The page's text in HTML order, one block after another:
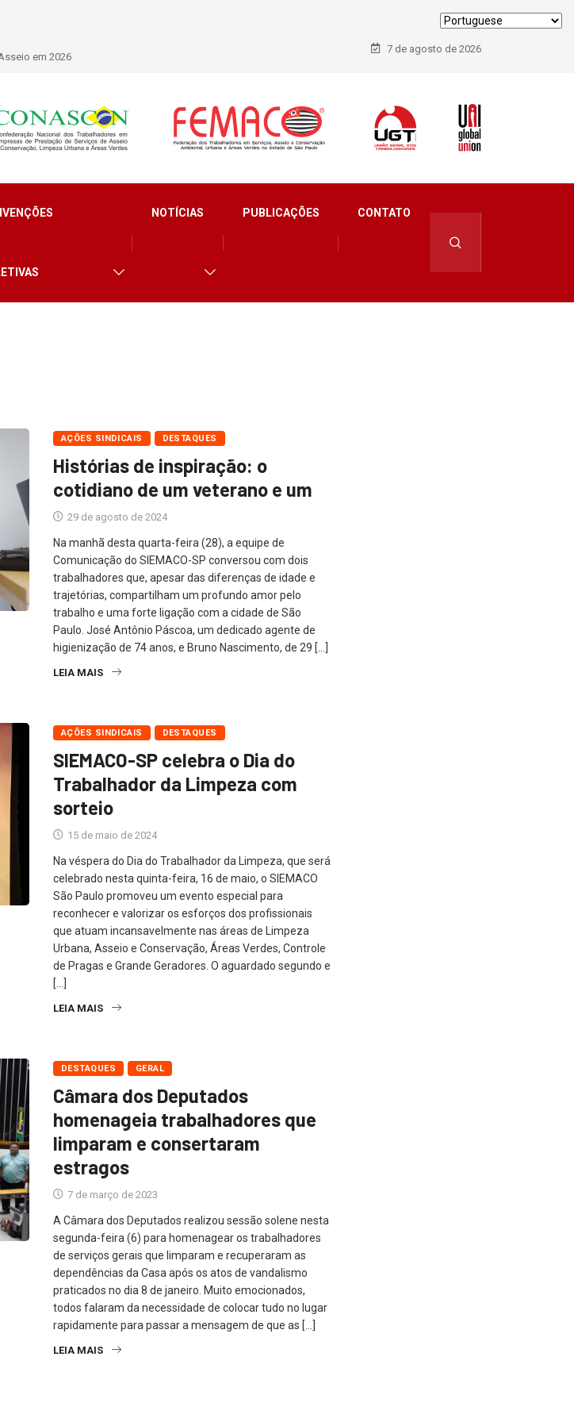
em 2026
7 de agosto de 2026
NOTÍCIAS PUBLICAÇÕES CONTATO
AÇÕES SINDICAIS DESTAQUES
Histórias de inspiração: o
cotidiano de um veterano e um
29 de agosto de 2024
Na manhã desta quarta-feira (28), a equipe de
Comunicação do SIEMACO-SP conversou com dois
trabalhadores que, apesar das diferenças de idade e
trajetórias, compartilham um profundo amor pelo
trabalho e uma forte ligação com a cidade de São
Paulo. José Antônio Páscoa, um dedicado agente de
higienização de 74 anos, e Bruno Nascimento, de 29 […]
LEIA MAIS
AÇÕES SINDICAIS DESTAQUES
SIEMACO-SP celebra o Dia do
Trabalhador da Limpeza com
sorteio
15 de maio de 2024
Na véspera do Dia do Trabalhador da Limpeza, que será
celebrado nesta quinta-feira, 16 de maio, o SIEMACO
São Paulo promoveu um evento especial para
reconhecer e valorizar os esforços dos profissionais
que atuam incansavelmente nas áreas de Limpeza
Urbana, Asseio e Conservação, Áreas Verdes, Controle
de Pragas e Grande Geradores. O aguardado segundo e
[…]
LEIA MAIS
DESTAQUES GERAL
Câmara dos Deputados
homenageia trabalhadores que
limparam e consertaram
estragos
7 de março de 2023
A Câmara dos Deputados realizou sessão solene nesta
segunda-feira (6) para homenagear os trabalhadores
de serviços gerais que limparam e recuperaram as
dependências da Casa após os atos de vandalismo
praticados no dia 8 de janeiro. Muito emocionados,
todos falaram da necessidade de colocar tudo no lugar
rapidamente para passar a mensagem de que as […]
LEIA MAIS